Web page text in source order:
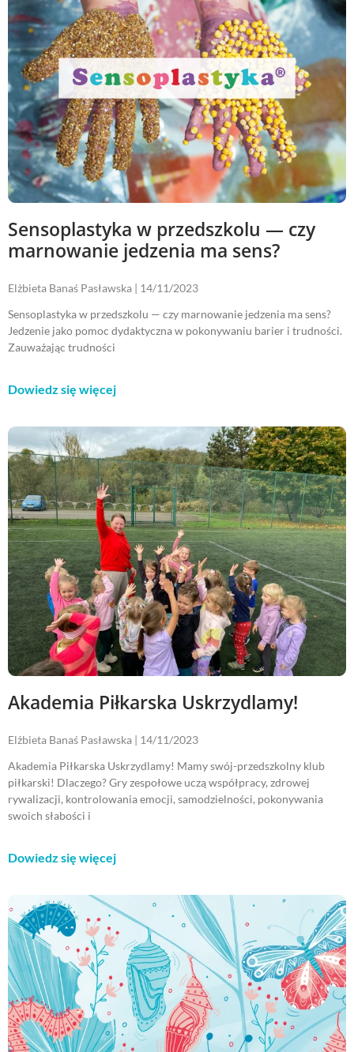
Sensoplastyka w przedszkolu — czy
marnowanie jedzenia ma sens?
Elżbieta Banaś Pasławska
14/11/2023
Sensoplastyka w przedszkolu — czy marnowanie jedzenia ma sens?
Jedzenie jako pomoc dydaktyczna w pokonywaniu barier i trudności.
Zauważając trudności
Dowiedz się więcej
Akademia Piłkarska Uskrzydlamy!
Elżbieta Banaś Pasławska
14/11/2023
Akademia Piłkarska Uskrzydlamy! Mamy swój-przedszkolny klub
piłkarski! Dlaczego? Gry zespołowe uczą współpracy, zdrowej
rywalizacji, kontrolowania emocji, samodzielności, pokonywania
swoich słabości i
Dowiedz się więcej